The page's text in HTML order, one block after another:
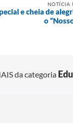
NOTÍCIA
e cheia de
o
da categoria